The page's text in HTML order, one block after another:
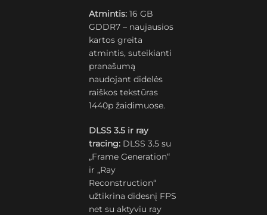
Atmintis: 16 GB
GDDR7 – naujausios
kartos greita
atmintis, suteikianti
pranašumą
naudojant didelės
raiškos tekstūras
1440p žaidimuose.
DLSS 3.5 ir ray
tracing: DLSS 3.5 su
„Frame Generation“
ir „Ray
Reconstruction“
užtikrina didesnį FPS
net su aktyviu ray